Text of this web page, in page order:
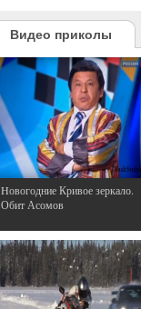
Видео приколы
Hовогодние Кривое зеркало.
Обит Асомов